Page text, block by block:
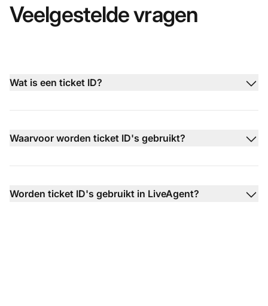
Veelgestelde vragen
Wat is een ticket ID?
Waarvoor worden ticket ID's gebruikt?
Worden ticket ID's gebruikt in LiveAgent?